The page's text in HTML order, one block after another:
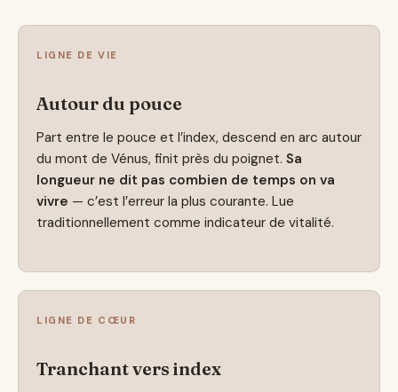
LIGNE DE VIE
Autour du pouce
Part entre le pouce et l’index, descend en arc autour
du mont de Vénus, finit près du poignet. Sa
longueur ne dit pas combien de temps on va
vivre — c’est l’erreur la plus courante. Lue
traditionnellement comme indicateur de vitalité.
LIGNE DE CŒUR
Tranchant vers index